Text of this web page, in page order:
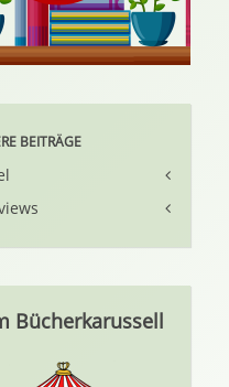
BEITRÄGE
Bücherkarussell